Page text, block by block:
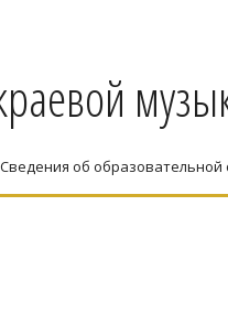
Сведения об образовательной